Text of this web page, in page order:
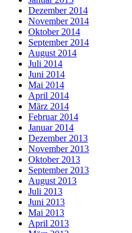
Dezember 2014
November 2014
Oktober 2014
September 2014
August 2014
Juli 2014
Juni 2014
Mai 2014
April 2014
März 2014
Februar 2014
Januar 2014
Dezember 2013
November 2013
Oktober 2013
September 2013
August 2013
Juli 2013
Juni 2013
Mai 2013
April 2013